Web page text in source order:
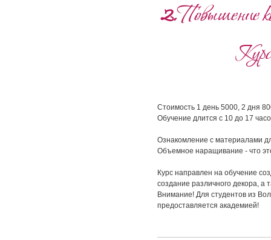
2.Повышение
Стоимость 1 день 5000, 2 дня
Обучение длится с 10 до 17
Ознакомление с материалами
Объемное наращивание - что
Курс направлен на обучение
создание различного декора,
Внимание! Для студентов из
предоставляется академией!